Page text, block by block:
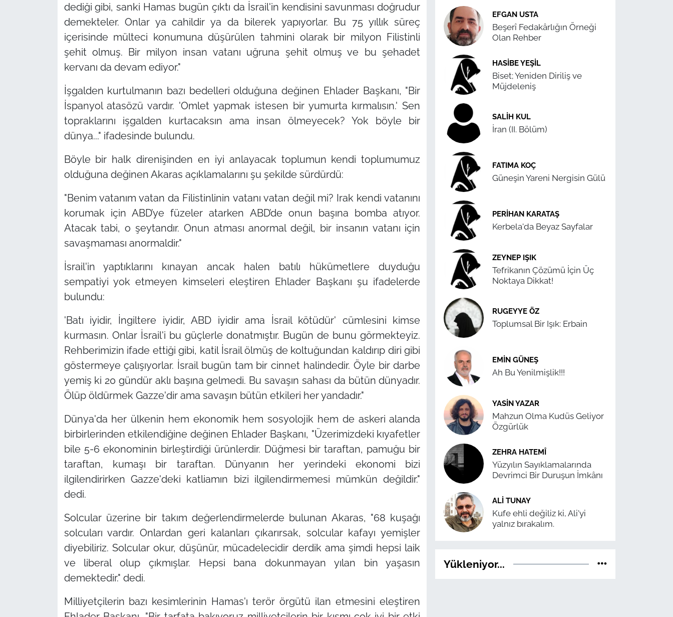
dediği gibi, sanki Hamas bugün çıktı da İsrail'in kendisini savunması doğrudur
demekteler. Onlar ya cahildir ya da bilerek yapıyorlar. Bu 75 yıllık süreç
içerisinde mülteci konumuna düşürülen tahmini olarak bir milyon Filistinli
şehit olmuş. Bir milyon insan vatanı uğruna şehit olmuş ve bu şehadet
kervanı da devam ediyor."
İşgalden kurtulmanın bazı bedelleri olduğuna değinen Ehlader Başkanı, "Bir
İspanyol atasözü vardır. 'Omlet yapmak istesen bir yumurta kırmalısın.' Sen
topraklarını işgalden kurtacaksın ama insan ölmeyecek? Yok böyle bir
dünya..." ifadesinde bulundu.
Böyle bir halk direnişinden en iyi anlayacak toplumun kendi toplumumuz
olduğuna değinen Akaras açıklamalarını şu şekilde sürdürdü:
"Benim vatanım vatan da Filistinlinin vatanı vatan değil mi? Irak kendi vatanını
korumak için ABD’ye füzeler atarken ABD’de onun başına bomba atıyor.
Atacak tabi, o şeytandır. Onun atması anormal değil, bir insanın vatanı için
savaşmaması anormaldir."
İsrail'in yaptıklarını kınayan ancak halen batılı hükümetlere duyduğu
sempatiyi yok etmeyen kimseleri eleştiren Ehlader Başkanı şu ifadelerde
bulundu:
'Batı iyidir, İngiltere iyidir, ABD iyidir ama İsrail kötüdür' cümlesini kimse
kurmasın. Onlar İsrail'i bu güçlerle donatmıştır. Bugün de bunu görmekteyiz.
Rehberimizin ifade ettiği gibi, katil İsrail ölmüş de koltuğundan kaldırıp diri gibi
göstermeye çalışıyorlar. İsrail bugün tam bir cinnet halindedir. Öyle bir darbe
yemiş ki 20 gündür aklı başına gelmedi. Bu savaşın sahası da bütün dünyadır.
Ölüp öldürmek Gazze'dir ama savaşın bütün etkileri her yandadır."
Dünya'da her ülkenin hem ekonomik hem sosyolojik hem de askeri alanda
birbirlerinden etkilendiğine değinen Ehlader Başkanı, "Üzerimizdeki kıyafetler
bile 5-6 ekonominin birleştirdiği ürünlerdir. Düğmesi bir taraftan, pamuğu bir
taraftan, kumaşı bir taraftan. Dünyanın her yerindeki ekonomi bizi
ilgilendirirken Gazze'deki katliamın bizi ilgilendirmemesi mümkün değildir."
dedi.
Solcular üzerine bir takım değerlendirmelerde bulunan Akaras, "68 kuşağı
solcuları vardır. Onlardan geri kalanları çıkarırsak, solcular kafayı yemişler
diyebiliriz. Solcular okur, düşünür, mücadelecidir derdik ama şimdi hepsi laik
ve liberal olup çıkmışlar. Hepsi bana dokunmayan yılan bin yaşasın
demektedir." dedi.
Milliyetçilerin bazı kesimlerinin Hamas'ı terör örgütü ilan etmesini eleştiren
EFGAN USTA
Beşerî Fedakârlığın Örneği
Olan Rehber
HASIBE YEŞIL
Biset; Yeniden Diriliş ve
Müjdeleniş
SALIH KUL
İran (II. Bölüm)
FATIMA KOÇ
Güneşin Yareni Nergisin Gülü
PERIHAN KARATAŞ
Kerbela'da Beyaz Sayfalar
ZEYNEP IŞIK
Tefrikanın Çözümü İçin Üç
Noktaya Dikkat!
RUGEYYE ÖZ
Toplumsal Bir Işık: Erbain
EMIN GÜNEŞ
Ah Bu Yenilmişlik!!!
YASIN YAZAR
Mahzun Olma Kudüs Geliyor
Özgürlük
ZEHRA HATEMÎ
Yüzyılın Sayıklamalarında
Devrimci Bir Duruşun İmkânı
ALI TUNAY
Kufe ehli değiliz ki, Ali'yi
yalnız bırakalım.
Yükleniyor...